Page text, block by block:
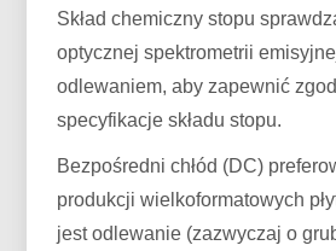
Skład chemiczny stopu
optycznej spektrometrii
odlewaniem, aby zapewnić
specyfikacje składu stopu.
Bezpośredni chłód (DC)
produkcji wielkoformatowych
jest odlewanie (zazwyczaj o